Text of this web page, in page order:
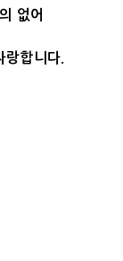
없어
합니다.